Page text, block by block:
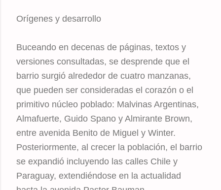
Orígenes y desarrollo
Buceando en decenas de páginas, textos y
versiones consultadas, se desprende que el
barrio surgió alrededor de cuatro manzanas,
que pueden ser consideradas el corazón o el
primitivo núcleo poblado: Malvinas Argentinas,
Almafuerte, Guido Spano y Almirante Brown,
entre avenida Benito de Miguel y Winter.
Posteriormente, al crecer la población, el barrio
se expandió incluyendo las calles Chile y
Paraguay, extendiéndose en la actualidad